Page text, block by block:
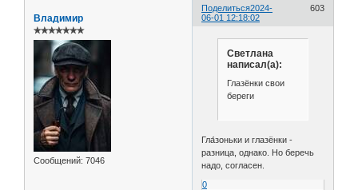
Поделиться 603
2024-
06-01 12:18:02
Владимир
✯✯✯✯✯✯✯
Сообщений: 7046
Светлана
написал(а):
Глазёнки свои
береги
Гла́зоньки и глазёнки -
разница, однако. Но беречь
надо, согласен.
0